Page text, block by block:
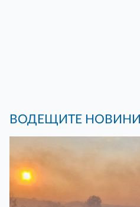
ВОДЕЩИТЕ НОВИНИ